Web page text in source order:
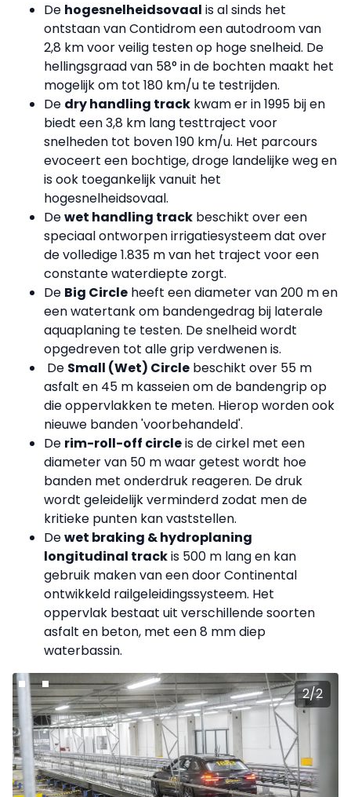
De hogesnelheidsovaal is al sinds het
ontstaan van Contidrom een autodroom van
2,8 km voor veilig testen op hoge snelheid. De
hellingsgraad van 58° in de bochten maakt het
mogelijk om tot 180 km/u te testrijden.
De dry handling track kwam er in 1995 bij en
biedt een 3,8 km lang testtraject voor
snelheden tot boven 190 km/u. Het parcours
evoceert een bochtige, droge landelijke weg en
is ook toegankelijk vanuit het
hogesnelheidsovaal.
Dewet handling track beschikt over een
speciaal ontworpen irrigatiesysteem dat over
de volledige 1.835 m van het traject voor een
constante waterdiepte zorgt.
De Big Circle heeft een diameter van 200 m en
een watertank om bandengedrag bij laterale
aquaplaning te testen. De snelheid wordt
opgedreven tot alle grip verdwenen is.
De Small (Wet) Circle beschikt over 55 m
asfalt en 45 m kasseien om de bandengrip op
die oppervlakken te meten. Hierop worden ook
nieuwe banden 'voorbehandeld'.
De rim-roll-off circleis de cirkel met een
diameter van 50 m waar getest wordt hoe
banden met onderdruk reageren. De druk
wordt geleidelijk verminderd zodat men de
kritieke punten kan vaststellen.
Dewet braking & hydroplaning
longitudinal trackis 500 m lang en kan
gebruik maken van een door Continental
ontwikkeld railgeleidingssysteem. Het
oppervlak bestaat uit verschillende soorten
asfalt en beton, met een 8 mm diep
waterbassin.
2/2